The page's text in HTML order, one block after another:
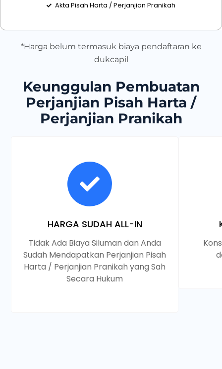
Akta Pisah Harta / Perjanjian Pranikah
*Harga belum termasuk biaya pendaftaran ke
dukcapil
Keunggulan Pembuatan
Perjanjian Pisah Harta /
Perjanjian Pranikah
HARGA SUDAH ALL-IN
Tidak Ada Biaya Siluman dan Anda
Sudah Mendapatkan Perjanjian Pisah
Harta / Perjanjian Pranikah yang Sah
Secara Hukum